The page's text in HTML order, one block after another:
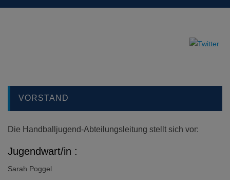
VORSTAND
Die Handballjugend-Abteilungsleitung stellt sich vor:
Jugendwart/in :
Sarah Poggel